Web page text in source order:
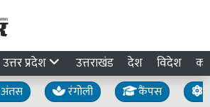
उत्तर प्रदेश उत्तराखंड देश विदेश
अंतस रंगोली कैंपस